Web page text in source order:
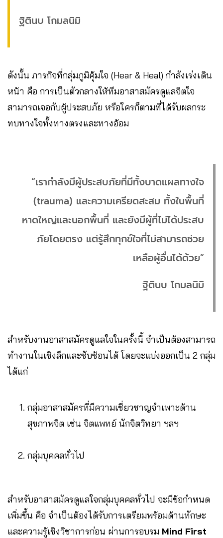
ฐิตินบ โกมลนิมิ
ดังนั้น ภารกิจที่กลุ่มภูมิคุ้มใจ (Hear & Heal) กำลังเร่งเดิน
หน้า คือ การเป็นตัวกลางให้ทีมอาสาสมัครดูแลจิตใจ
สามารถเจอกับผู้ประสบภัย หรือใครก็ตามที่ได้รับผลกระ
ทบทางใจทั้งทางตรงและทางอ้อม
“เรากำลังมีผู้ประสบภัยที่มีทั้งบาดแผลทางใจ
(trauma) และความเครียดสะสม ทั้งในพื้นที่
หาดใหญ่และนอกพื้นที่ และยังมีผู้ที่ไม่ได้ประสบ
ภัยโดยตรง แต่รู้สึกทุกข์ใจที่ไม่สามารถช่วย
เหลือผู้อื่นได้ด้วย”
ฐิตินบ โกมลนิมิ
สำหรับงานอาสาสมัครดูแลใจในครั้งนี้ จำเป็นต้องสามารถ
ทำงานในเชิงลึกและซับซ้อนได้ โดยจะแบ่งออกเป็น 2 กลุ่ม
ได้แก่
กลุ่มอาสาสมัครที่มีความเชี่ยวชาญจำเพาะด้าน
สุขภาพจิต เช่น จิตแพทย์ นักจิตวิทยา ฯลฯ
กลุ่มบุคคลทั่วไป
สำหรับอาสาสมัครดูแลใจกลุ่มบุคคลทั่วไป จะมีข้อกำหนด
เพิ่มขึ้น คือ จำเป็นต้องได้รับการเตรียมพร้อมด้านทักษะ
และความรู้เชิงวิชาการก่อน ผ่านการอบรม Mind First